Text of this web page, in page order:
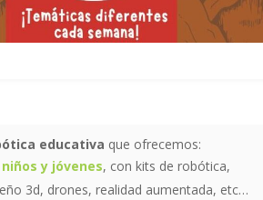
educativa que ofrecemos:
y jóvenes, con kits de robótica,
3d, drones, realidad aumentada, etc…